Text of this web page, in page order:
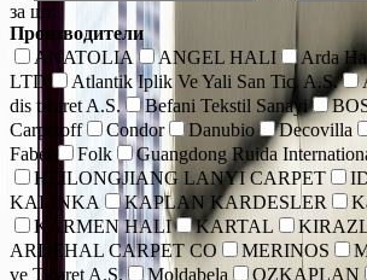
за шт.
Производители
ANATOLIA
ANGEL HALI
Arda
LTD
Atlantik Iplik Ve Yali San Tic. A.S.
dis ticaret A.S.
Befani Tekstil Sanayi
Carpetoff
Condor Danubio Decovilla
Faber
Folk
Guangdong Ruida
HEILONGJIANG LANYI CARPET
KALINKA
KAPLAN KARDESLER
KARMEN HALI
KARTAL
ARDEHAL CARPET CO
MERINOS
ve Ticaret A.S.
Moldabela OZKAPLAN